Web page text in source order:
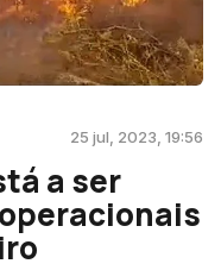
25 jul, 2023, 19:56
a ser